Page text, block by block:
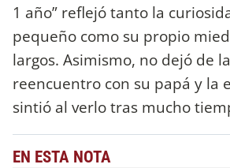
1 año” reflejó tanto la
pequeño como su propio
largos. Asimismo, no dejó de
reencuentro con su papá y la
sintió al verlo tras mucho
EN ESTA NOTA